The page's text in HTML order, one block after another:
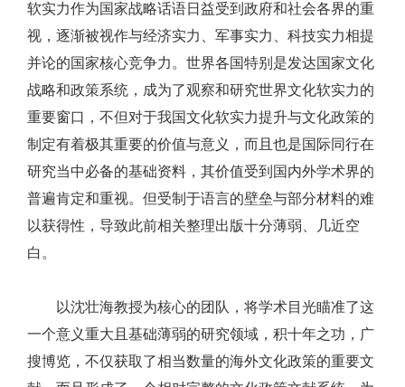
软实力作为国家战略话语日益受到政府和社会各界的重
视，逐渐被视作与经济实力、军事实力、科技实力相提
并论的国家核心竞争力。世界各国特别是发达国家文化
战略和政策系统，成为了观察和研究世界文化软实力的
重要窗口，不但对于我国文化软实力提升与文化政策的
制定有着极其重要的价值与意义，而且也是国际同行在
研究当中必备的基础资料，其价值受到国内外学术界的
普遍肯定和重视。但受制于语言的壁垒与部分材料的难
以获得性，导致此前相关整理出版十分薄弱、几近空
白。
以沈壮海教授为核心的团队，将学术目光瞄准了这
一个意义重大且基础薄弱的研究领域，积十年之功，广
搜博览，不仅获取了相当数量的海外文化政策的重要文